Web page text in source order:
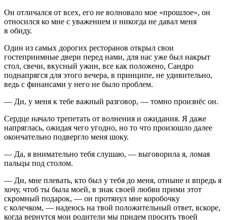
Он отличался от всех, его не волновало мое «прошлое», он
относился ко мне с уважением и никогда не давал меня
в обиду.
Один из самых дорогих ресторанов открыл свои
гостеприимные двери перед нами, для нас уже был накрыт
стол, свечи, вкусный ужин, все как положено, Сандро
поднапрягся для этого вечера, в принципе, не удивительно,
ведь с финансами у него не было проблем.
— Ди, у меня к тебе важный разговор, — томно произнёс он.
Сердце начало трепетать от волнения и ожидания. Я даже
напряглась, ожидая чего угодно, но то что произошло далее
окончательно подвергло меня шоку.
— Да, я внимательно тебя слушаю, — выговорила я, ломая
пальцы под столом.
— Ди, мне плевать, кто был у тебя до меня, отныне и впредь я
хочу, чтоб ты была моей, в знак своей любви прими этот
скромный подарок, — он протянул мне коробочку
с колечком, — надеюсь на твой положительный ответ, вскоре,
когда вернутся мои родители мы придем просить твоей